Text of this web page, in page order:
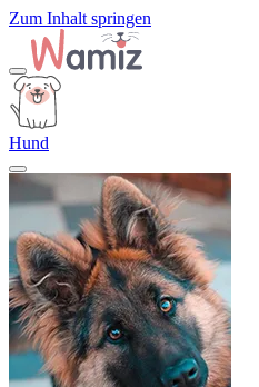
Zum Inhalt springen
Hund